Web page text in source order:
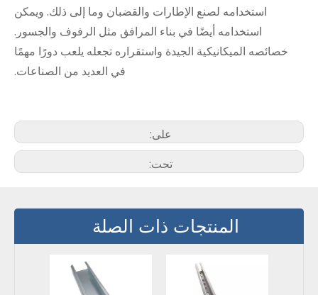
استخدامه لصنع الإطارات والقضبان وما إلى ذلك. ويمكن
استخدامه أيضًا في بناء المرافق مثل الرفوف والجسور.
خصائصه الميكانيكية الجيدة واستقراره تجعله يلعب دورًا مهمًا
في العديد من الصناعات.
على:
تحت:
المنتجات ذات الصلة